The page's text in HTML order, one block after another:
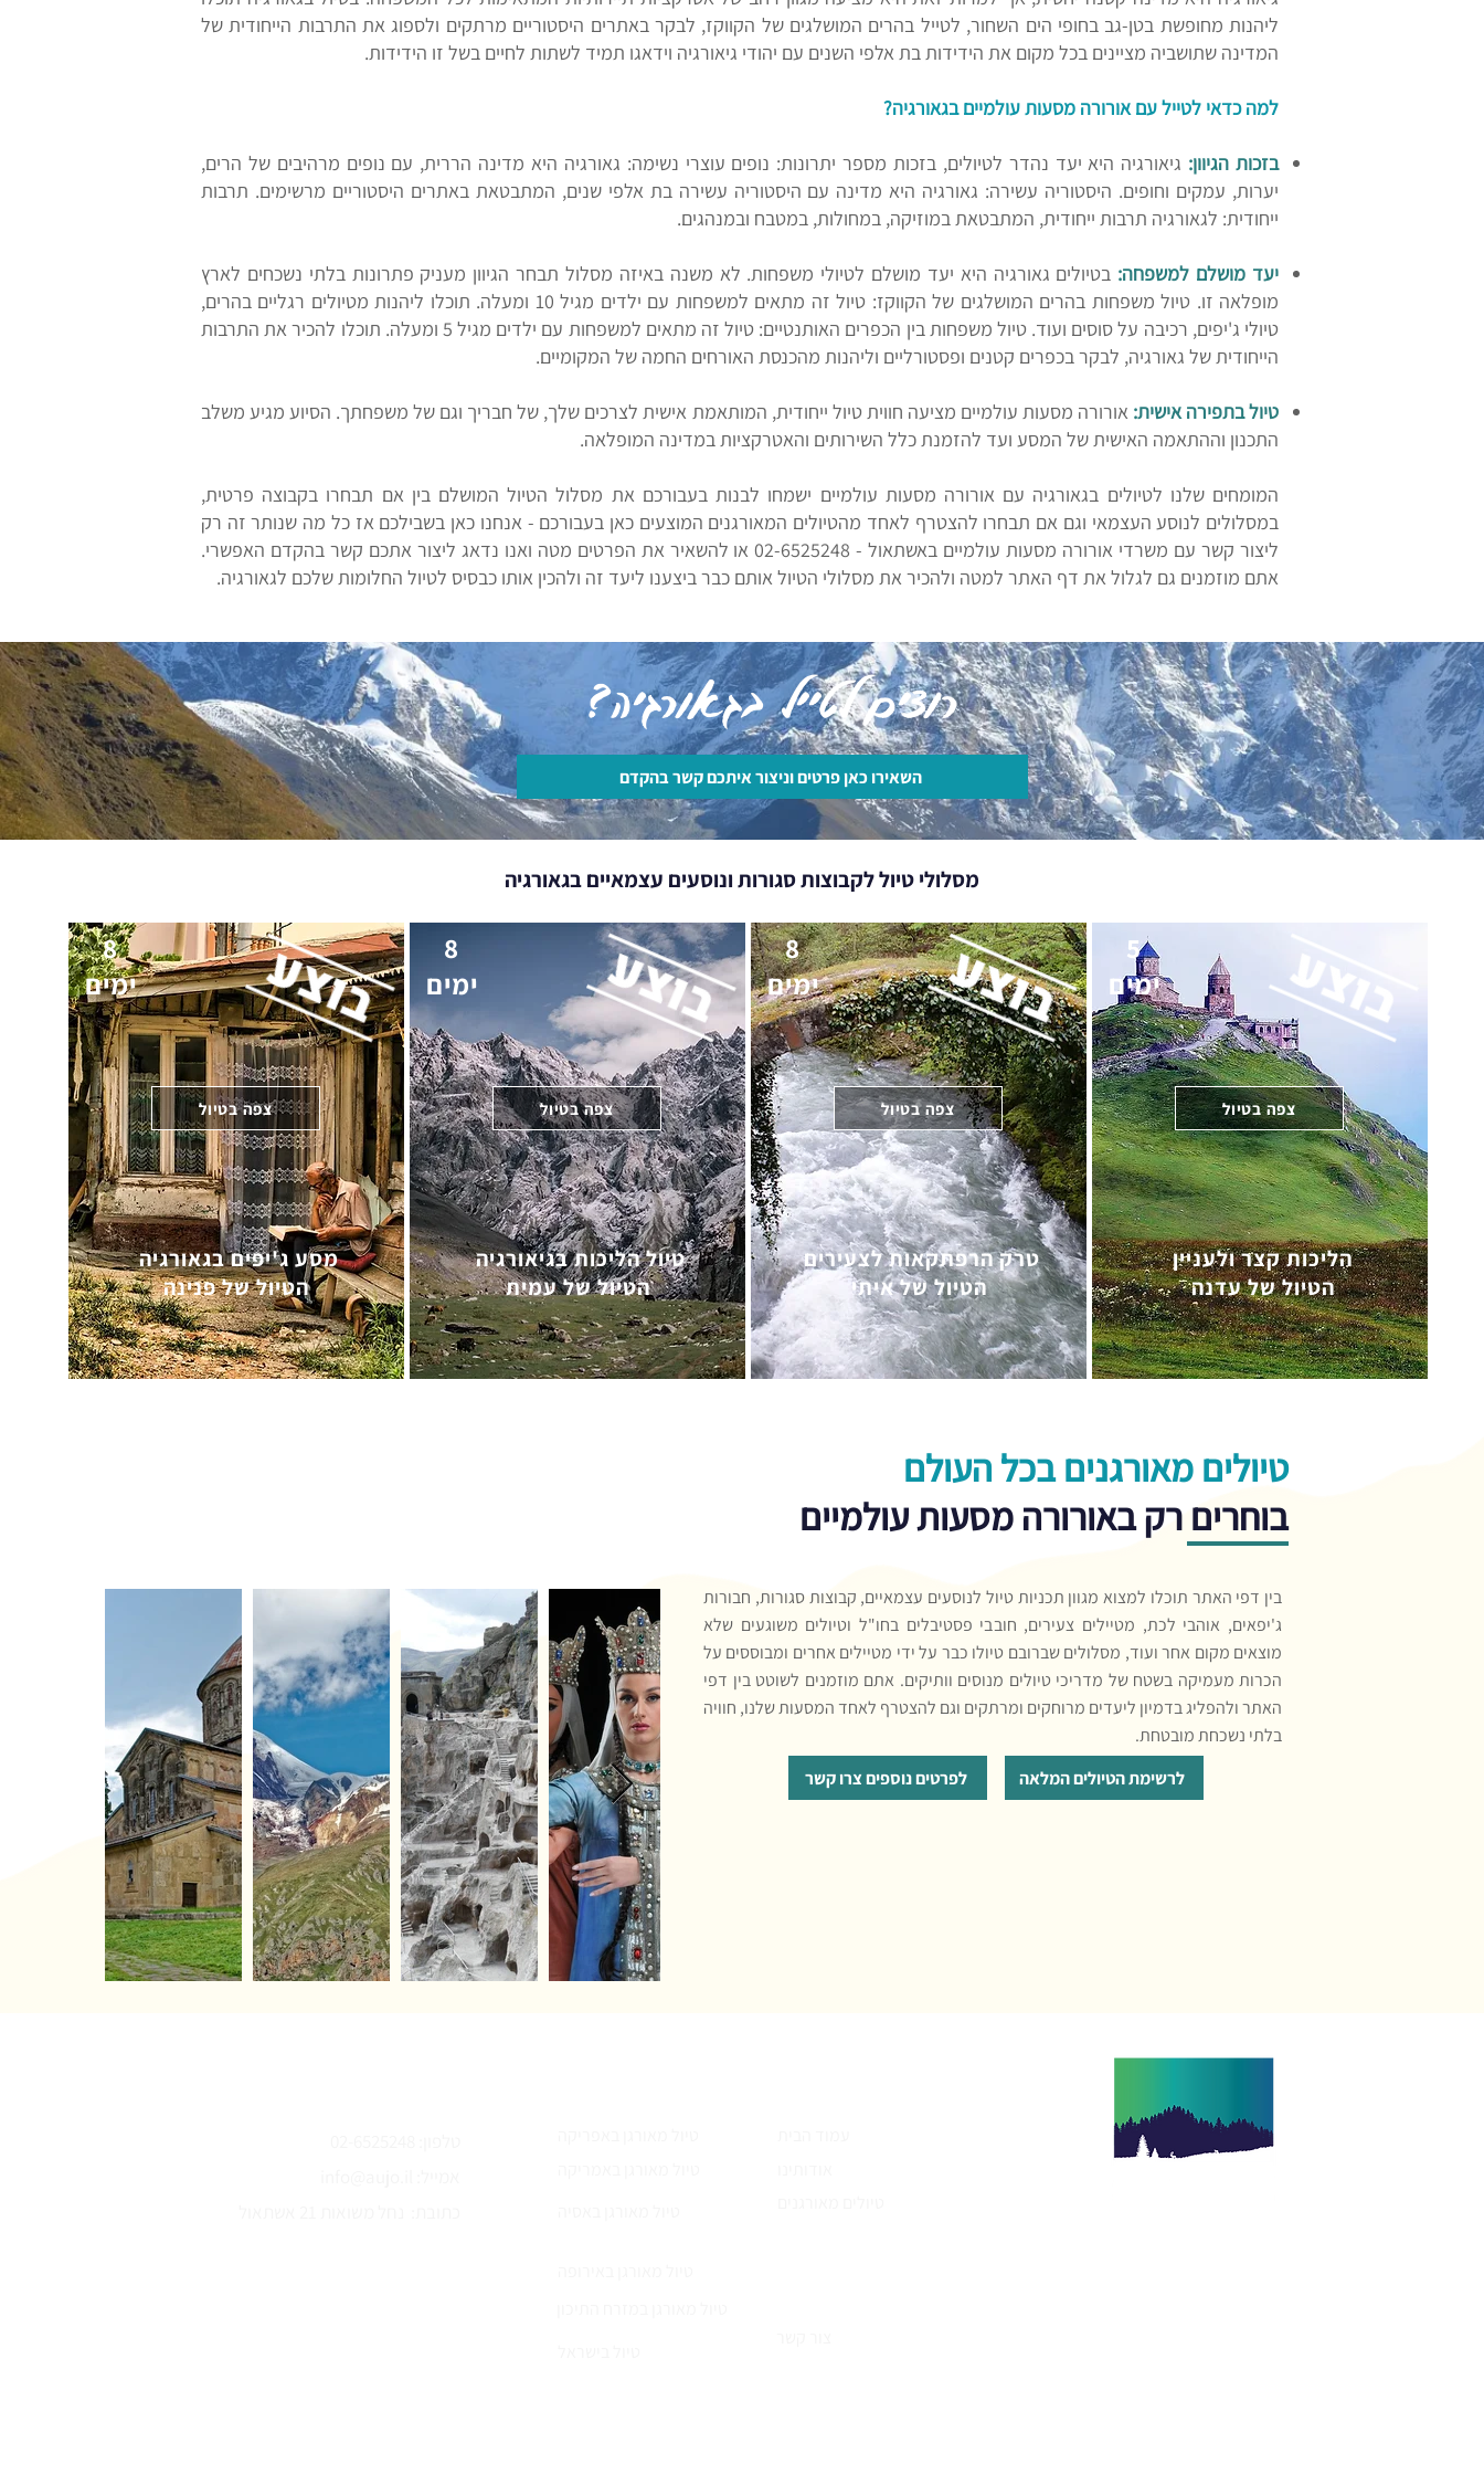
ליהנות מחופשת בטן-גב בחופי הים השחור, לטייל בהרים המושלגים של הקווקז, לבקר באתרים היסטוריים מרתקים ולספוג את התרבות הייחודית של
המדינה שתושביה מציינים בכל מקום את הידידות בת אלפי השנים עם יהודי גיאורגיה וידאגו תמיד לשתות לחיים בשל זו הידידות.
למה כדאי לטייל עם אורורה מסעות עולמיים בגאורגיה?
בזכות הגיוון: גיאורגיה היא יעד נהדר לטיולים, בזכות מספר יתרונות: נופים עוצרי נשימה: גאורגיה היא מדינה הררית, עם נופים מרהיבים של הרים,
יערות, עמקים וחופים. היסטוריה עשירה: גאורגיה היא מדינה עם היסטוריה עשירה בת אלפי שנים, המתבטאת באתרים היסטוריים מרשימים. תרבות
ייחודית: לגאורגיה תרבות ייחודית, המתבטאת במוזיקה, במחולות, במטבח ובמנהגים.
יעד מושלם למשפחה: בטיולים גאורגיה היא יעד מושלם לטיולי משפחות. לא משנה באיזה מסלול תבחר הגיוון מעניק פתרונות בלתי נשכחים לארץ
מופלאה זו.
טיול משפחות בהרים המושלגים של הקווקז: טיול זה מתאים למשפחות עם ילדים מגיל 10 ומעלה. תוכלו ליהנות מטיולים רגליים בהרים,
טיולי ג'יפים, רכיבה על סוסים ועוד. טיול משפחות בין הכפרים האותנטיים: טיול זה מתאים למשפחות עם ילדים מגיל 5 ומעלה. תוכלו להכיר את התרבות
הייחודית של גאורגיה, לבקר בכפרים קטנים ופסטורליים וליהנות מהכנסת האורחים החמה של המקומיים.
טיול בתפירה אישית: אורורה מסעות עולמיים מציעה חווית טיול ייחודית, המותאמת אישית לצרכים שלך, של חבריך וגם של משפחתך. הסיוע מגיע משלב
התכנון וההתאמה האישית של המסע ועד להזמנת כלל השירותים והאטרקציות במדינה המופלאה.
המומחים שלנו לטיולים בגאורגיה עם אורורה מסעות עולמיים ישמחו לבנות בעבורכם את מסלול הטיול המושלם בין אם תבחרו בקבוצה פרטית,
במסלולים לנוסע העצמאי וגם אם תבחרו להצטרף לאחד מהטיולים המאורגנים המוצעים כאן בעבורכם - אנחנו כאן בשבילכם אז כל מה שנותר זה רק
ליצור קשר עם משרדי אורורה מסעות עולמיים באשתאול - 02-6525248 או להשאיר את הפרטים מטה ואנו נדאג ליצור אתכם קשר בהקדם האפשרי.
אתם מוזמנים גם לגלול את דף האתר למטה ולהכיר את מסלולי הטיול אותם כבר ביצענו ליעד זה ולהכין אותו כבסיס לטיול החלומות שלכם לגאורגיה.
רוצים לטייל בגאורגיה?
השאירו כאן פרטים וניצור איתכם קשר בהקדם
מסלולי טיול לקבוצות סגורות ונוסעים עצמאיים בגאורגיה
5
ימים
צפה בטיול
הליכות קצר ולעניין
הטיול של עדנה
8
ימים
צפה בטיול
טרק הרפתקאות לצעירים
הטיול של איתי
8
ימים
צפה בטיול
טיול הליכות בגיאורגיה
הטיול של עמית
8
ימים
צפה בטיול
מסע ג'יפים בגאורגיה
הטיול של פנינה
טיולים מאורגנים בכל העולם
בוחרים רק באורורה מסעות עולמיים
בין דפי האתר תוכלו למצוא מגוון תכניות טיול לנוסעים עצמאיים, קבוצות סגורות, חבורות
ג'יפאים, אוהבי לכת, מטיילים צעירים, חובבי פסטיבלים בחו"ל וטיולים משוגעים שלא
מוצאים מקום אחר ועוד, מסלולים שברובם טיולו כבר על ידי מטיילים אחרים ומבוססים על
הכרות מעמיקה בשטח של מדריכי טיולים מנוסים וותיקים. אתם מוזמנים לשוטט בין דפי
האתר ולהפליג בדמיון ליעדים מרוחקים ומרתקים וגם להצטרף לאחד המסעות שלנו, חוויה
בלתי נשכחת מובטחת.
לרשימת הטיולים המלאה
לפרטים נוספים צרו קשר